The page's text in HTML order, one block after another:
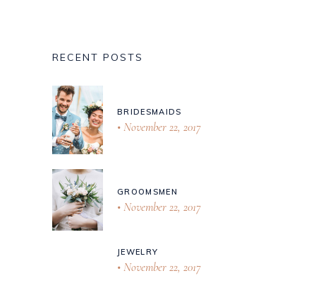
RECENT POSTS
BRIDESMAIDS
November 22, 2017
GROOMSMEN
November 22, 2017
JEWELRY
November 22, 2017